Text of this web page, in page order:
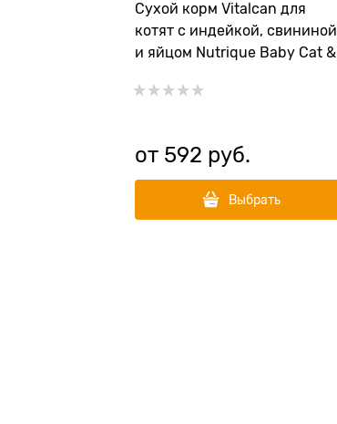
Сухой корм Vitalcan для
котят с индейкой, свининой
и яйцом Nutrique Baby Cat &
от 592 руб.
Выбрать